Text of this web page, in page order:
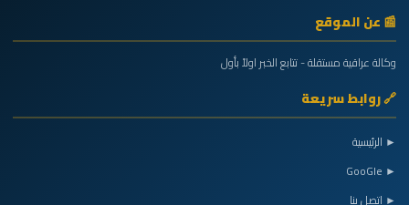
📰 عن الموقع
وكالة عراقية مستقلة - تتابع الخبر اولاً بأول
🔗 روابط سريعة
► الرئيسية
► GooGle
► اتصل بنا